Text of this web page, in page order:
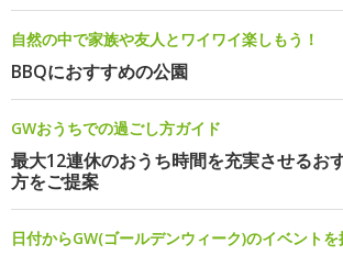
自然の中で家族や友人とワイワイ楽しもう！
BBQにおすすめの公園
GWおうちでの過ごし方ガイド
最大12連休のおうち時間を充実させるお
方をご提案
日付からGW(ゴールデンウィーク)のイベントを